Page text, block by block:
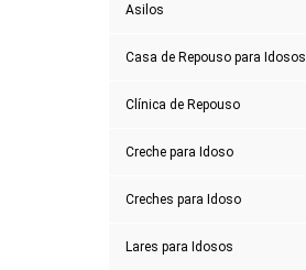
Asilos
Casa de Repouso para Idosos
Clínica de Repouso
Creche para Idoso
Creches para Idoso
Lares para Idosos